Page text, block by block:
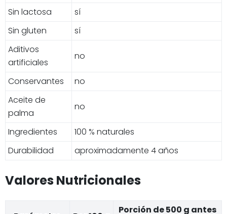
Sin lactosa
sí
Sin gluten
sí
Aditivos
artificiales
no
Conservantes
no
Aceite de
palma
no
Ingredientes
100 % naturales
Durabilidad
aproximadamente 4 años
Valores Nutricionales
Porción de 500 g antes